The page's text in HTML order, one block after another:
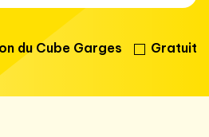
du Cube Garges Gratuit